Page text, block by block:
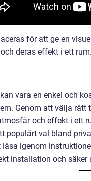
för att ge en
deras effekt i ett rum.
vara en enkel och
Genom att välja
och effekt i ett
populärt val bland
igenom
installation och